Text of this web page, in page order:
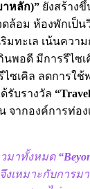
าหลัก)” ยังสร้าง
ล้อม ห้องพักเป็น
มทะเล เน้นควา
นพอดี มีการรีไซ
ซเคิล ลดการใช้
รับรางวัล
จากองค์การท่อง
มาทั้งหมด
จึงเหมาะกับการ